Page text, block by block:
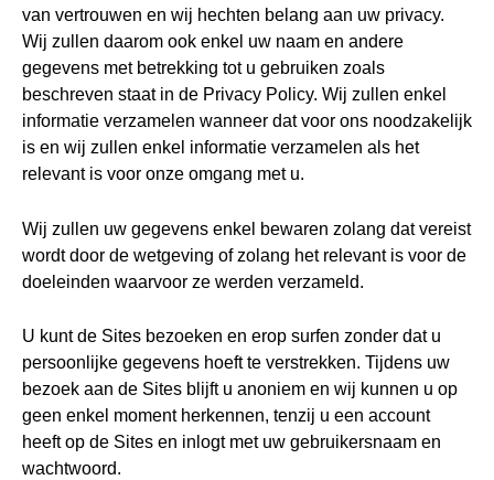
van vertrouwen en wij hechten belang aan uw privacy.
Wij zullen daarom ook enkel uw naam en andere
gegevens met betrekking tot u gebruiken zoals
beschreven staat in de Privacy Policy. Wij zullen enkel
informatie verzamelen wanneer dat voor ons noodzakelijk
is en wij zullen enkel informatie verzamelen als het
relevant is voor onze omgang met u.
Wij zullen uw gegevens enkel bewaren zolang dat vereist
wordt door de wetgeving of zolang het relevant is voor de
doeleinden waarvoor ze werden verzameld.
U kunt de Sites bezoeken en erop surfen zonder dat u
persoonlijke gegevens hoeft te verstrekken. Tijdens uw
bezoek aan de Sites blijft u anoniem en wij kunnen u op
geen enkel moment herkennen, tenzij u een account
heeft op de Sites en inlogt met uw gebruikersnaam en
wachtwoord.